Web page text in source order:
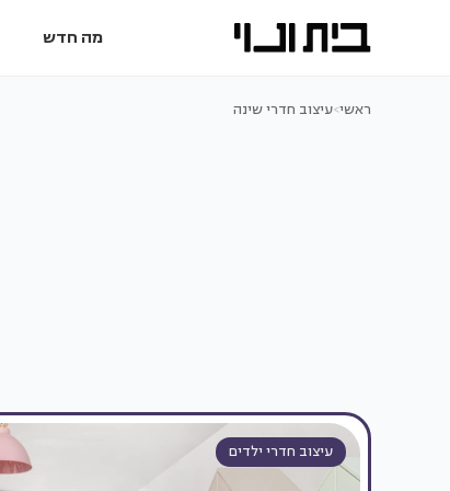
מה חדש
ראשי>עיצוב חדרי שינה
עיצוב חדרי ילדים